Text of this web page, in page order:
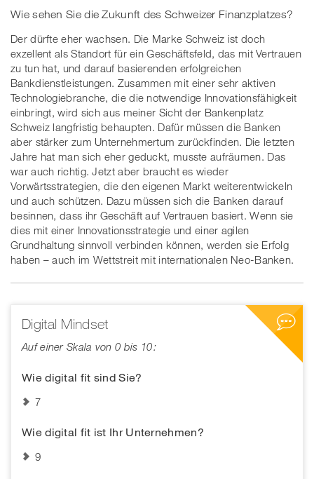
Wie sehen Sie die Zukunft des Schweizer Finanzplatzes?
Der dürfte eher wachsen. Die Marke Schweiz ist doch
exzellent als Standort für ein Geschäftsfeld, das mit Vertrauen
zu tun hat, und darauf basierenden erfolgreichen
Bankdienstleistungen. Zusammen mit einer sehr aktiven
Technologiebranche, die die notwendige Innovationsfähigkeit
einbringt, wird sich aus meiner Sicht der Bankenplatz
Schweiz langfristig behaupten. Dafür müssen die Banken
aber stärker zum Unternehmertum zurückfinden. Die letzten
Jahre hat man sich eher geduckt, musste aufräumen. Das
war auch richtig. Jetzt aber braucht es wieder
Vorwärtsstrategien, die den eigenen Markt weiterentwickeln
und auch schützen. Dazu müssen sich die Banken darauf
besinnen, dass ihr Geschäft auf Vertrauen basiert. Wenn sie
dies mit einer Innovationsstrategie und einer agilen
Grundhaltung sinnvoll verbinden können, werden sie Erfolg
haben – auch im Wettstreit mit internationalen Neo-Banken.
Digital Mindset
Auf einer Skala von 0 bis 10 :
Wie digital fit sind Sie?
7
Wie digital fit ist Ihr Unternehmen?
9